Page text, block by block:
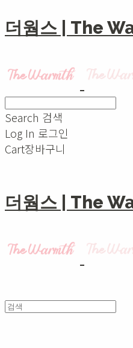
더웜스 | The
Search 검색
Log In 로그인
Cart장바구니
더웜스 | The